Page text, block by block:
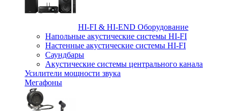
HI-FI & HI-END Оборудование
Напольные акустические системы HI-FI
Настенные акустические системы HI-FI
Саундбары
Акустические системы центрального канала
Усилители мощности звука
Мегафоны